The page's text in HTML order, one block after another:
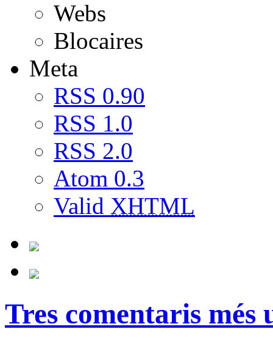
Webs
Blocaires
Meta
RSS 0.90
RSS 1.0
RSS 2.0
Atom 0.3
Valid XHTML
Tres comentaris més